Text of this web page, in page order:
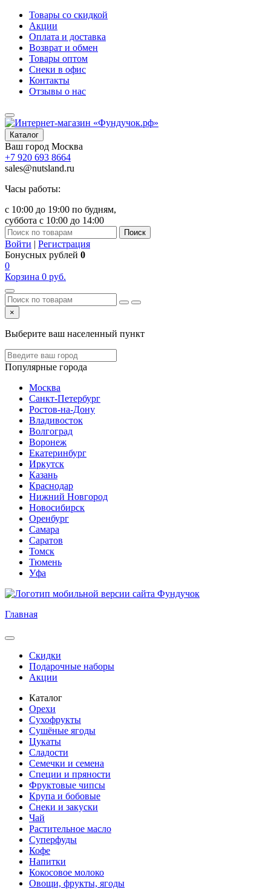
Товары со скидкой
Акции
Оплата и доставка
Возврат и обмен
Товары оптом
Снеки в офис
Контакты
Отзывы о нас
Каталог
Ваш город Москва
+7 920 693 8664
sales@nutsland.ru
Часы работы:
с 10:00 до 19:00 по будням,
суббота с 10:00 до 14:00
Поиск
Войти | Регистрация
Бонусных рублей 0
0
Корзина 0 руб.
×
Выберите ваш населенный пункт
Популярные города
Москва
Санкт-Петербург
Ростов-на-Дону
Владивосток
Волгоград
Воронеж
Екатеринбург
Иркутск
Казань
Краснодар
Нижний Новгород
Новосибирск
Оренбург
Самара
Саратов
Томск
Тюмень
Уфа
Главная
Скидки
Подарочные наборы
Акции
Каталог
Орехи
Сухофрукты
Сушёные ягоды
Цукаты
Сладости
Семечки и семена
Специи и пряности
Фруктовые чипсы
Крупа и бобовые
Снеки и закуски
Чай
Растительное масло
Суперфуды
Кофе
Напитки
Кокосовое молоко
Овощи, фрукты, ягоды